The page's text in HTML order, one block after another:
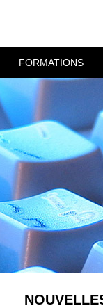
FORMATIONS